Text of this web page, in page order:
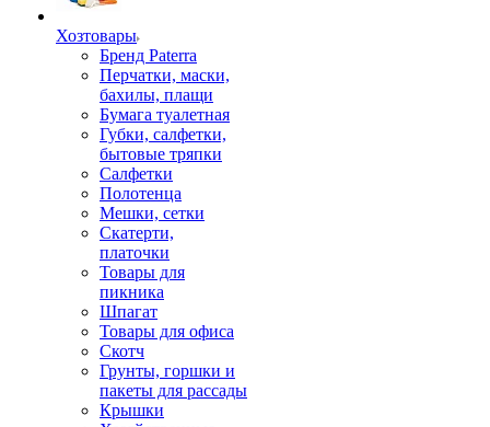
Хозтовары
Бренд Paterra
Перчатки, маски,
бахилы, плащи
Бумага туалетная
Губки, салфетки,
бытовые тряпки
Салфетки
Полотенца
Мешки, сетки
Скатерти,
платочки
Товары для
пикника
Шпагат
Товары для офиса
Скотч
Грунты, горшки и
пакеты для рассады
Крышки